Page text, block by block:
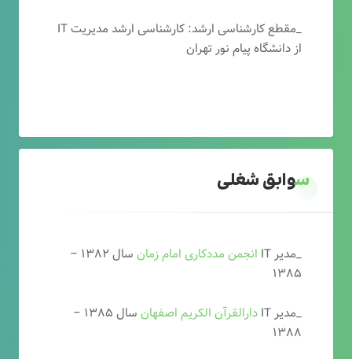
_مقطع کارشناسی ارشد: کارشناسی ارشد مدیریت IT
از دانشگاه پیام نور تهران
سوابق شغلی
_مدیر IT انجمن مددکاری امام زمان
سال ۱۳۸۲ –
۱۳۸۵
_مدیر IT
دارالقرآن الکریم اصفهان
سال ۱۳۸۵ –
۱۳۸۸